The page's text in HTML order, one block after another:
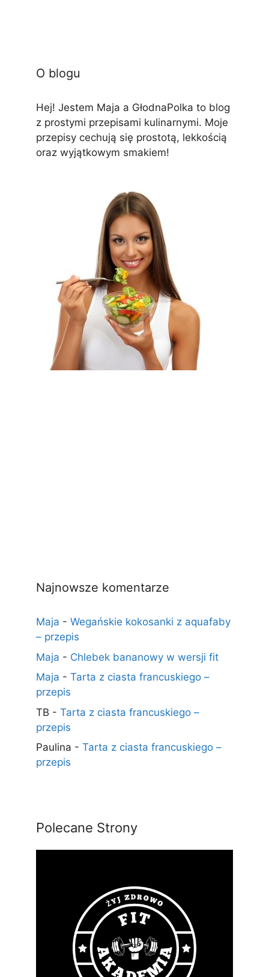
O blogu
Hej! Jestem Maja a GłodnaPolka to blog
z prostymi przepisami kulinarnymi. Moje
przepisy cechują się prostotą, lekkością
oraz wyjątkowym smakiem!
Najnowsze komentarze
Maja - Wegańskie kokosanki z aquafaby
– przepis
Maja - Chlebek bananowy w wersji fit
Maja - Tarta z ciasta francuskiego –
przepis
TB - Tarta z ciasta francuskiego –
przepis
Paulina - Tarta z ciasta francuskiego –
przepis
Polecane Strony